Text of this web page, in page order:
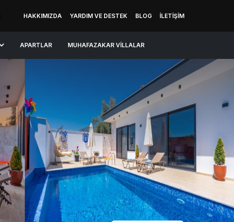
HAKKIMIZDA YARDIM VE DESTEK BLOG İLETIŞIM
APARTLAR MUHAFAZAKAR VILLALAR